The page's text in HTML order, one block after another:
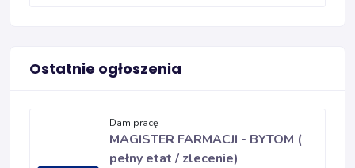
Ostatnie ogłoszenia
Dam pracę
MAGISTER FARMACJI - BYTOM (
pełny etat / zlecenie)